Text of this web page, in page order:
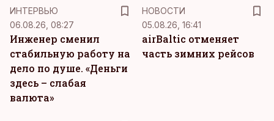
ИНТЕРВЬЮ
06.08.26, 08:27
Инженер сменил
стабильную работу на
дело по душе. «Деньги
здесь – слабая
валюта»
НОВОСТИ
05.08.26, 16:41
airBaltic отменяет
часть зимних рейсов